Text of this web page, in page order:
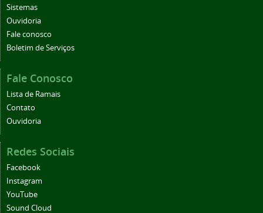
Sistemas
Ouvidoria
Fale conosco
Boletim de Serviços
Fale Conosco
Lista de Ramais
Contato
Ouvidoria
Redes Sociais
Facebook
Instagram
YouTube
Sound Cloud